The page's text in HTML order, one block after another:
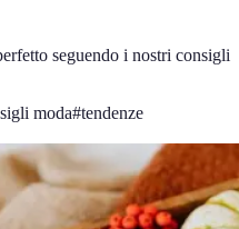
seguendo i nostri consigli
moda#tendenze